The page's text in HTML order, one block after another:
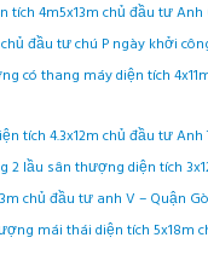
4m5x13m chủ đầu tư
đầu tư chú P ngày khởi
có thang máy diện tích
tích 4.3x12m chủ đầu tư Anh
lầu sân thượng diện tích
chủ đầu tư anh V – Quận
mái thái diện tích 5x18m